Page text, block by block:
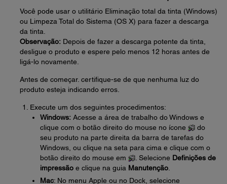
Você pode usar o utilitário Eliminação total da tinta (Windows)
ou Limpeza Total do Sistema (OS X) para fazer a descarga
da tinta.
Observação: Depois de fazer a descarga potente da tinta,
desligue o produto e espere pelo menos 12 horas antes de
ligá-lo novamente.
Antes de começar. certifique-se de que nenhuma luz do
produto esteja indicando erros.
Execute um dos seguintes procedimentos:
Windows: Acesse a área de trabalho do Windows e
clique com o botão direito do mouse no ícone
do
seu produto na parte direita da barra de tarefas do
Windows, ou clique na seta para cima e clique com o
botão direito do mouse em
. Selecione Definições de
impressão e clique na guia Manutenção
Mac: No menu Apple ou no Dock, selecione